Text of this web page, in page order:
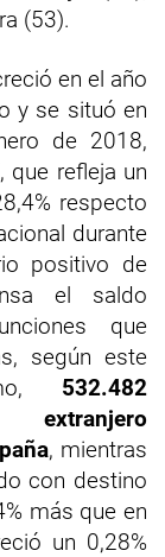
(53).
en el año
y se situó en
de 2018,
que refleja un
respecto
durante
positivo de
el saldo
que
según este
532.482
extranjero
, mientras
con destino
más que en
un 0,28%